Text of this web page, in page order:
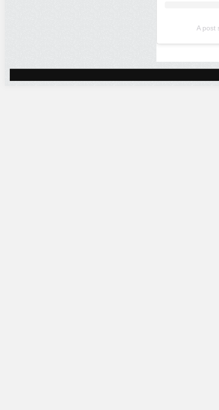
A post